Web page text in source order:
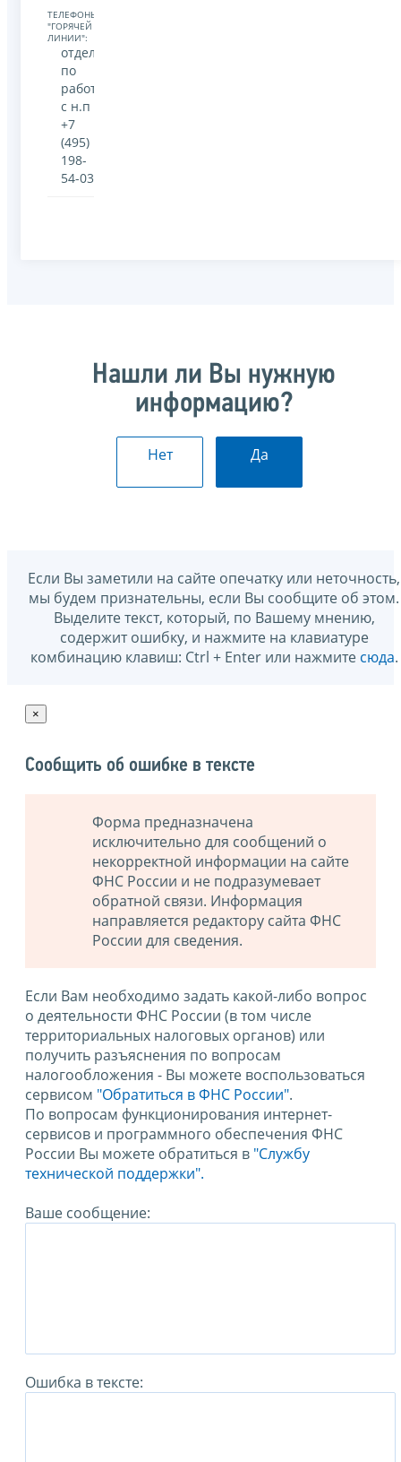
ТЕЛЕФОНЫ
"ГОРЯЧЕЙ
ЛИНИИ":
отдел
по
работе
с н.п
+7
(495)
198-
54-03
Нашли ли Вы нужную
информацию?
Нет Да
Если Вы заметили на сайте опечатку или неточность,
мы будем признательны, если Вы сообщите об этом.
Выделите текст, который, по Вашему мнению,
содержит ошибку, и нажмите на клавиатуре
комбинацию клавиш: Ctrl + Enter или нажмите сюда.
×
Сообщить об ошибке в тексте
Форма предназначена
исключительно для сообщений о
некорректной информации на сайте
ФНС России и не подразумевает
обратной связи. Информация
направляется редактору сайта ФНС
России для сведения.
Если Вам необходимо задать какой-либо вопрос
о деятельности ФНС России (в том числе
территориальных налоговых органов) или
получить разъяснения по вопросам
налогообложения - Вы можете воспользоваться
сервисом "Обратиться в ФНС России".
По вопросам функционирования интернет-
сервисов и программного обеспечения ФНС
России Вы можете обратиться в "Службу
технической поддержки".
Ваше сообщение:
Ошибка в тексте: